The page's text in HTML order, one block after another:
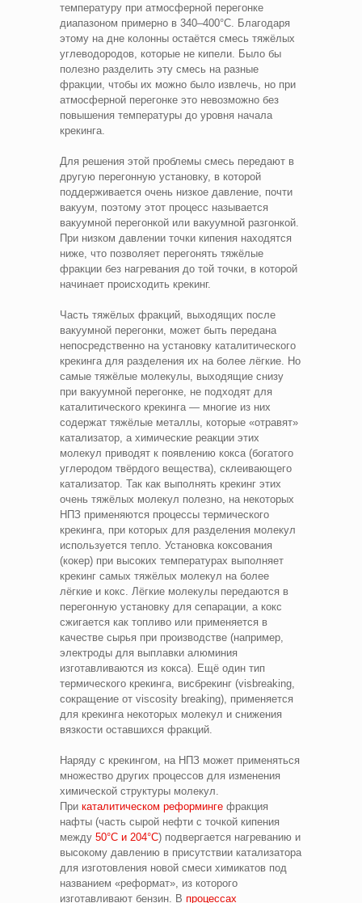
температуру при атмосферной перегонке
диапазоном примерно в 340–400°C. Благодаря
этому на дне колонны остаётся смесь тяжёлых
углеводородов, которые не кипели. Было бы
полезно разделить эту смесь на разные
фракции, чтобы их можно было извлечь, но при
атмосферной перегонке это невозможно без
повышения температуры до уровня начала
крекинга.
Для решения этой проблемы смесь передают в
другую перегонную установку, в которой
поддерживается очень низкое давление, почти
вакуум, поэтому этот процесс называется
вакуумной перегонкой или вакуумной разгонкой.
При низком давлении точки кипения находятся
ниже, что позволяет перегонять тяжёлые
фракции без нагревания до той точки, в которой
начинает происходить крекинг.
Часть тяжёлых фракций, выходящих после
вакуумной перегонки, может быть передана
непосредственно на установку каталитического
крекинга для разделения их на более лёгкие. Но
самые тяжёлые молекулы, выходящие снизу
при вакуумной перегонке, не подходят для
каталитического крекинга — многие из них
содержат тяжёлые металлы, которые «отравят»
катализатор, а химические реакции этих
молекул приводят к появлению кокса (богатого
углеродом твёрдого вещества), склеивающего
катализатор. Так как выполнять крекинг этих
очень тяжёлых молекул полезно, на некоторых
НПЗ применяются процессы термического
крекинга, при которых для разделения молекул
используется тепло. Установка коксования
(кокер) при высоких температурах выполняет
крекинг самых тяжёлых молекул на более
лёгкие и кокс. Лёгкие молекулы передаются в
перегонную установку для сепарации, а кокс
сжигается как топливо или применяется в
качестве сырья при производстве (например,
электроды для выплавки алюминия
изготавливаются из кокса). Ещё один тип
термического крекинга, висбрекинг (visbreaking,
сокращение от viscosity breaking), применяется
для крекинга некоторых молекул и снижения
вязкости оставшихся фракций.
Наряду с крекингом, на НПЗ может применяться
множество других процессов для изменения
химической структуры молекул.
При каталитическом реформинге фракция
нафты (часть сырой нефти с точкой кипения
между 50°C и 204°C) подвергается нагреванию и
высокому давлению в присутствии катализатора
для изготовления новой смеси химикатов под
названием «реформат», из которого
изготавливают бензин. В процессах